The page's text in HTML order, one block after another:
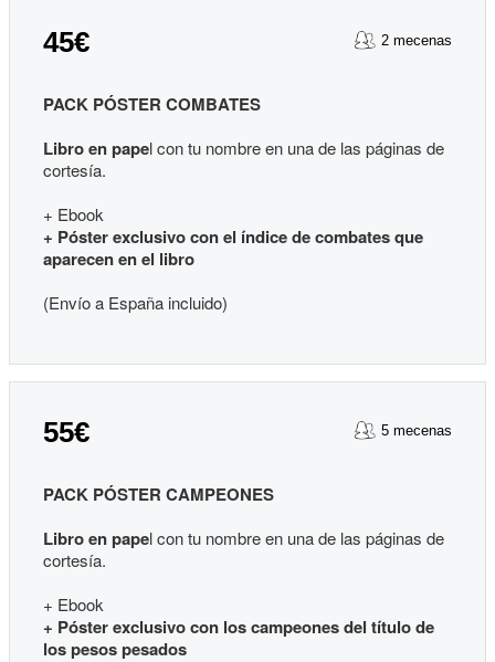
45€ 2 mecenas
PACK PÓSTER COMBATES
Libro en papel con tu nombre en una de las páginas de
cortesía.
+ Ebook
+ Póster exclusivo con el índice de combates que
aparecen en el libro
(Envío a España incluido)
55€ 5 mecenas
PACK PÓSTER CAMPEONES
Libro en papel con tu nombre en una de las páginas de
cortesía.
+ Ebook
+ Póster exclusivo con los campeones del título de
los pesos pesados